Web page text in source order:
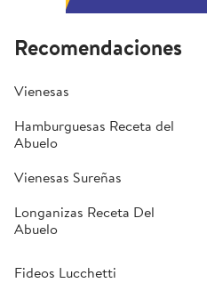
Recomendaciones
Vienesas
Hamburguesas Receta del
Abuelo
Vienesas Sureñas
Longanizas Receta Del
Abuelo
Fideos Lucchetti